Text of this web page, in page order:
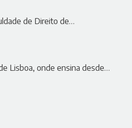
de Direito de…
Lisboa, onde ensina desde…